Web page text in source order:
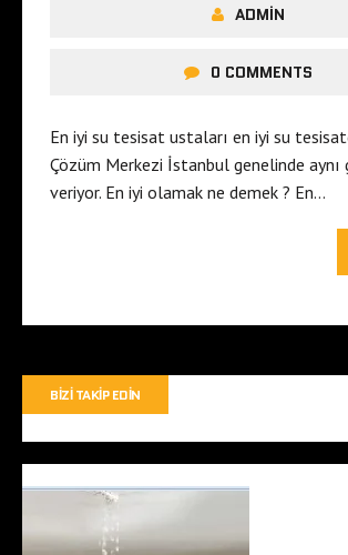
ADMIN
0 COMMENTS
En iyi su tesisat ustaları en iyi su
Çözüm Merkezi İstanbul genelinde
veriyor. En iyi olamak ne demek ? En…
BIZI TAKIP EDIN